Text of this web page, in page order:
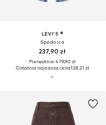
LEVI'S ®
Spódnica
237,90 zł
Pierwotnie: 479,90 zł
Ostatnia najniższa cena:128,21 zł